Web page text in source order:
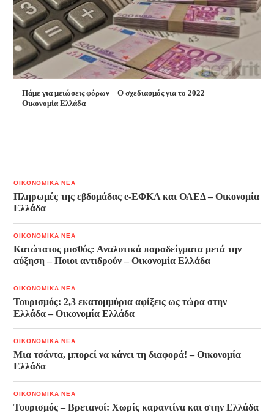
Πάμε για μειώσεις φόρων – Ο σχεδιασμός για το 2022 –
Οικονομία Ελλάδα
ΟΙΚΟΝΟΜΙΚΑ ΝΕΑ
Πληρωμές της εβδομάδας e-ΕΦΚΑ και ΟΑΕΔ – Οικονομία
Ελλάδα
ΟΙΚΟΝΟΜΙΚΑ ΝΕΑ
Κατώτατος μισθός: Αναλυτικά παραδείγματα μετά την
αύξηση – Ποιοι αντιδρούν – Οικονομία Ελλάδα
ΟΙΚΟΝΟΜΙΚΑ ΝΕΑ
Τουρισμός: 2,3 εκατομμύρια αφίξεις ως τώρα στην
Ελλάδα – Οικονομία Ελλάδα
ΟΙΚΟΝΟΜΙΚΑ ΝΕΑ
Μια τσάντα, μπορεί να κάνει τη διαφορά! – Οικονομία
Ελλάδα
ΟΙΚΟΝΟΜΙΚΑ ΝΕΑ
Τουρισμός – Βρετανοί: Χωρίς καραντίνα και στην Ελλάδα